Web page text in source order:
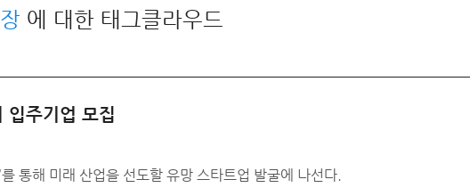
에 대한 태그클라우드
입주기업 모집
통해 미래 산업을 선도할 유망 스타트업 발굴에 나선다.